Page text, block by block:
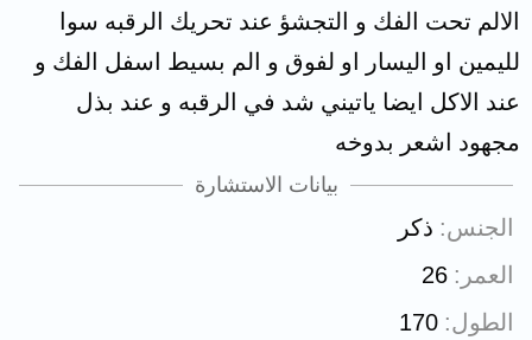
الالم تحت الفك و التجشؤ عند تحريك الرقبه سوا
لليمين او اليسار او لفوق و الم بسيط اسفل الفك و
عند الاكل ايضا ياتيني شد في الرقبه و عند بذل
مجهود اشعر بدوخه
بيانات الاستشارة
الجنس ذكر
العمر
26
الطول 170